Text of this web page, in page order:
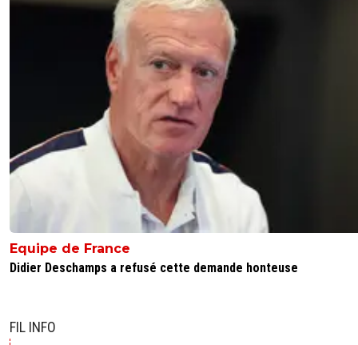
Equipe de France
Didier Deschamps a refusé cette demande honteuse
FIL INFO